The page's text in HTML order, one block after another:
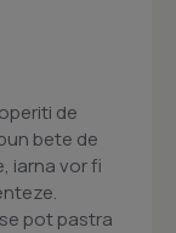
de
bete de
iarna vor fi
pot pastra